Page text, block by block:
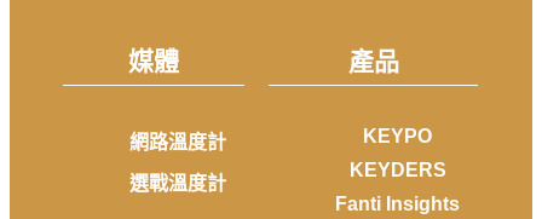
媒體
網路溫度計
選戰溫度計
產品
KEYPO
KEYDERS
Fanti Insights